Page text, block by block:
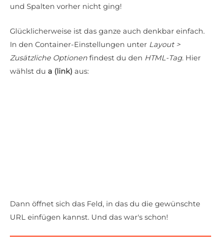
und Spalten vorher nicht ging!
Glücklicherweise ist das ganze auch denkbar einfach.
In den Container-Einstellungen unter Layout >
Zusätzliche Optionen findest du den HTML-Tag. Hier
wählst du a (link) aus:
Dann öffnet sich das Feld, in das du die gewünschte
URL einfügen kannst. Und das war's schon!